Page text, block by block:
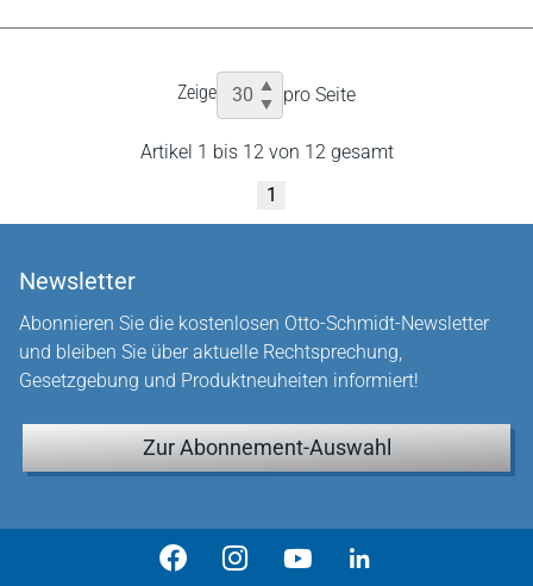
Zeige pro Seite
Artikel 1 bis 12 von 12 gesamt
1
Newsletter
Abonnieren Sie die kostenlosen Otto-Schmidt-Newsletter
und bleiben Sie über aktuelle Rechtsprechung,
Gesetzgebung und Produktneuheiten informiert!
Zur Abonnement-Auswahl